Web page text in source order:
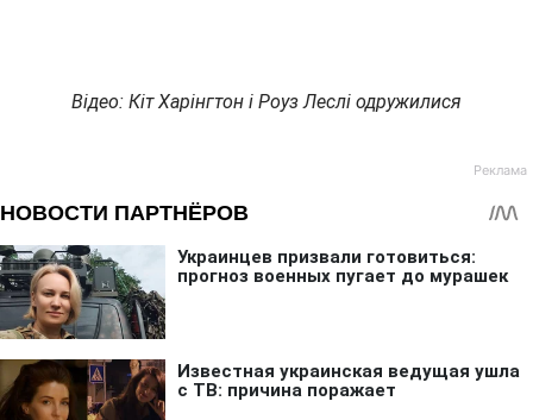
Відео: Кіт Харінгтон і Роуз Леслі одружилися